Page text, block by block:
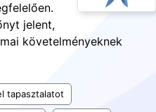
jelent,
követelményeknek
tapasztalatot